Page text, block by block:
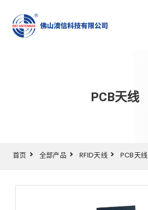
PCB天线
首页 全部产品 RFID天线 PCB天线